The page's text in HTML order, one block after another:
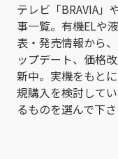
テレビ「BRAVIA」
事一覧。有機ELや
表・発売情報から
ップデート、価格
新中。実機をもと
規購入を検討して
るものを選んで下さ